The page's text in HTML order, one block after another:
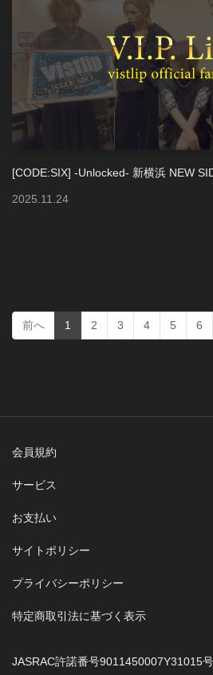
[CODE:SIX] -Unlocked- 新横浜 NEW
2025 11 24
前へ 1 (current)
2 3 4 5 6
会員規約
サービス
お支払い
サイトポリシー
プライバシーポリシー
特定商取引法に基づく表示
JASRAC許諾番号9011450007Y31015号